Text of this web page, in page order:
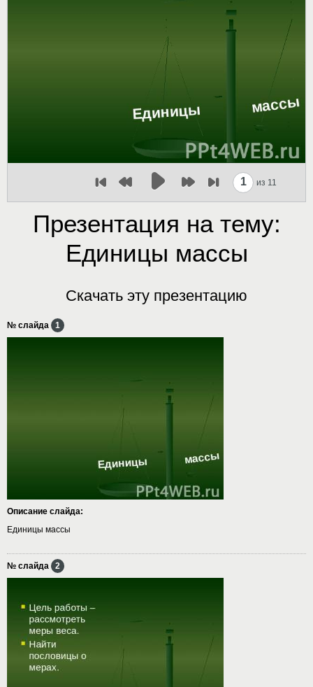
1 из 11
Презентация на тему:
Единицы массы
Скачать эту презентацию
№ слайда 1
Описание слайда:
Единицы массы
№ слайда 2